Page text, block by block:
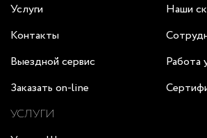
Услуги
Контакты
Выездной сервис
Заказать on-line
Наши
Работа
УСЛУГИ